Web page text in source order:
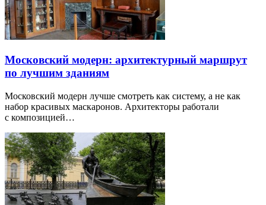
Московский модерн: архитектурный маршрут
по лучшим зданиям
Московский модерн лучше смотреть как систему, а не как
набор красивых маскаронов. Архитекторы работали
с композицией…